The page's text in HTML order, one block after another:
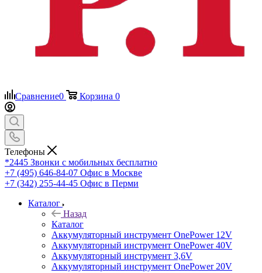
Сравнение0 Корзина 0
Телефоны
*2445 Звонки с мобильных бесплатно
+7 (495) 646-84-07 Офис в Москве
+7 (342) 255-44-45 Офис в Перми
Каталог
Назад
Каталог
Аккумуляторный инструмент OnePower 12V
Аккумуляторный инструмент OnePower 40V
Аккумуляторный инструмент 3,6V
Аккумуляторный инструмент OnePower 20V